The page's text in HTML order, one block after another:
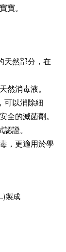
寶。
然部分，在
然消毒液。
以消除細
全的滅菌劑。
證。
，更適用於學
製成